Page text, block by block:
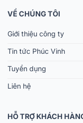
VỀ CHÚNG TÔI
Giới thiệu công ty
Tin tức Phúc Vinh
Tuyển dụng
Liên hệ
HỖ TRỢ KHÁCH